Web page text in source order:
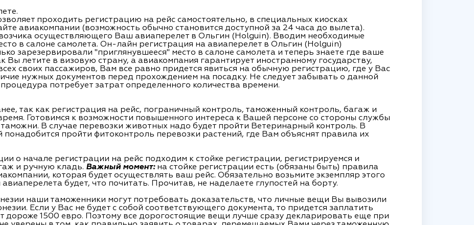
проходить регистрацию на рейс самостоятельно, в специальных киосках
авиакомпании (возможность обычно становится доступной за 24 часа до вылета).
осуществляющего Ваш авиаперелет в Ольгин (Holguin). Вводим необходимые
в салоне самолета. Он-лайн регистрация на авиаперелет в Ольгин (Holguin)
зарезервировали "приглянувшееся" место в салоне самолета и теперь знаете где ваше
Вы летите в визовую страну, а авиакомпания гарантирует иностранному государству,
своих пaссaжиров, Вам все равно придется явиться на обычную регистрацию, где у Вас
нужных документов перед прохождением на посадку. Не следует забывать о данной
потребует затрат определенного количества времени.
так как регистрация на рейс, пограничный контроль, таможенный контроль, багаж и
Готовимся к возможности повышенного интереса к Вашей персоне со стороны службы
В случае перевозки животных надо будет пройти Ветеринарный контроль. В
понадобится пройти фитоконтроль перевозки растений, где Вам объяснят правила их
о начале регистрации на рейс подходим к стойке регистрации, регистрируемся и
и ручную кладь. Важный момент:на стойке регистрации есть (обязаны быть) правила
которая будет осуществлять ваш рейс. Обязательно возьмите экземпляр этого
будет, что почитать. Прочитав, не наделаете глупостей на борту.
наши таможенники могут потребовать доказательств, что личные вещи Вы вывозили
Если у Вас не будет с собой соответствующего документа, то придется заплатить
дороже 1500 евро. Поэтому все дорогостоящие вещи лучше сразу декларировать еще при